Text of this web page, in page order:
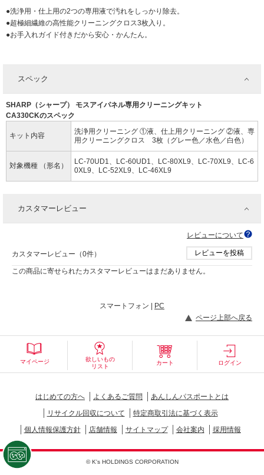
●洗浄用・仕上用の2つの専用液で汚れをしっかり除去。
●超極細繊維の高性能クリーニングクロス3枚入り。
●お手入れガイド付きだから安心・かんたん。
スペック
SHARP（シャープ） モスアイパネル専用クリーニングキット
CA330CKのスペック
キット内容
洗浄用クリーニング ①液、仕上用クリーニング ②液、専
用クリーニングクロス 3枚（グレー色／水色／白色）
対象機種 （形名）
LC-70UD1、LC-60UD1、LC-80XL9、LC-70XL9、LC-6
0XL9、LC-52XL9、LC-46XL9
カスタマーレビュー
レビューについて
カスタマーレビュー（0件） レビューを投稿
この商品に寄せられたカスタマーレビューはまだありません。
スマートフォン |
PC
ページ上部へ戻る
マイページ
欲しいもの
リスト
カート ログイン
はじめての方へ よくあるご質問
あんしんパスポートとは
リサイクル回収について
特定商取引法に基づく表示
個人情報保護方針
店舗情報 サイトマップ 会社案内 採用情報
© K's HOLDINGS CORPORATION